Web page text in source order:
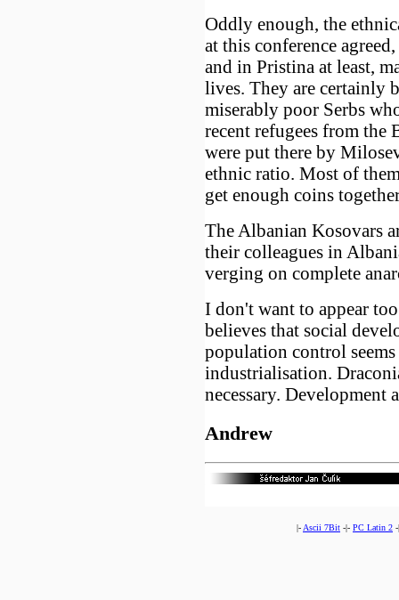
Oddly enough, the
at this conference
and in Pristina at least,
lives. They are certainly
miserably poor Serbs
recent refugees from the
were put there by
ethnic ratio. Most of
get enough coins
The Albanian Kosovars
their colleagues in
verging on complete
I don't want to appear
believes that social
population control
industrialisation.
necessary. Development
Andrew
|- Ascii 7Bit -|- PC Latin 2